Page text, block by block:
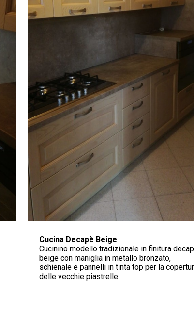
Cucina Decapè Beige
Cucinino modello tradizionale in finitura
beige con maniglia in metallo bronzato,
schienale e pannelli in tinta top per la
delle vecchie piastrelle